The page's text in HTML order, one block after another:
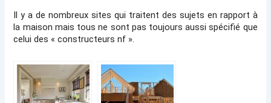
Il y a de nombreux sites qui traitent des sujets en rapport à
la maison mais tous ne sont pas toujours aussi spécifié que
celui des « constructeurs nf ».